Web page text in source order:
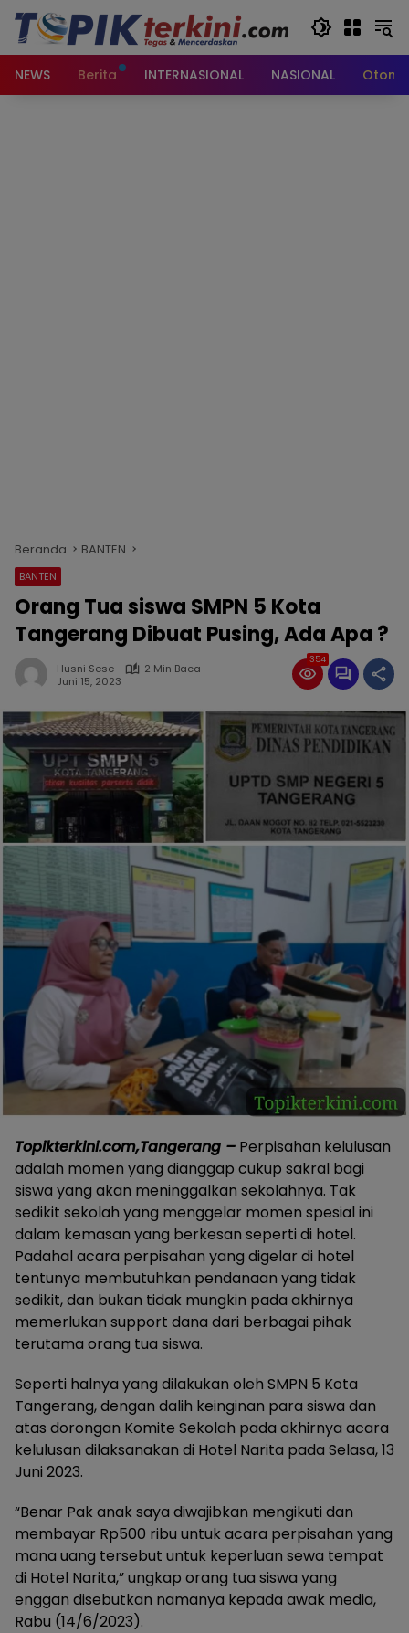
Langsung
konten
NEWS
Berita INTERNASIONAL NASIONAL
Beranda BANTEN
BANTEN
Orang Tua siswa SMPN 5 Kota
Tangerang Dibuat Pusing, Ada Apa ?
Husni Sese
2 Min Baca
Juni 15, 2023
354
Topikterkini.com,Tangerang – Perpisahan kelulusan
adalah momen yang dianggap cukup sakral bagi
siswa yang akan meninggalkan sekolahnya. Tak
sedikit sekolah yang menggelar momen spesial ini
dalam kemasan yang berkesan seperti di hotel.
Padahal acara perpisahan yang digelar di hotel
tentunya membutuhkan pendanaan yang tidak
sedikit, dan bukan tidak mungkin pada akhirnya
memerlukan support dana dari berbagai pihak
terutama orang tua siswa.
Seperti halnya yang dilakukan oleh SMPN 5 Kota
Tangerang, dengan dalih keinginan para siswa dan
atas dorongan Komite Sekolah pada akhirnya acara
kelulusan dilaksanakan di Hotel Narita pada Selasa, 13
Juni 2023.
“Benar Pak anak saya diwajibkan mengikuti dan
membayar Rp500 ribu untuk acara perpisahan yang
mana uang tersebut untuk keperluan sewa tempat
di Hotel Narita,” ungkap orang tua siswa yang
enggan disebutkan namanya kepada awak media,
Rabu (14/6/2023).